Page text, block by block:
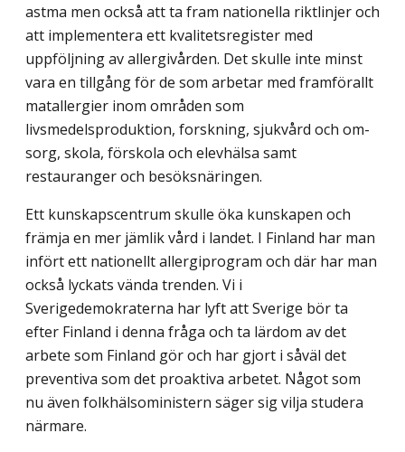
astma men också att ta fram nationella riktlinjer och
att implementera ett kvalitetsregister med
uppföljning av allergivården. Det skulle inte minst
vara en tillgång för de som arbetar med framför­allt
matallergier inom områden som
livsmedelsproduktion, forskning, sjukvård och om­
sorg, skola, förskola och elevhälsa samt
restauranger och besöksnäringen.
Ett kunskapscentrum skulle öka kunskapen och
främja en mer jämlik vård i landet. I Finland har man
infört ett nationellt allergiprogram och där har man
också lyckats vända trenden. Vi i
Sverigedemokraterna har lyft att Sverige bör ta
efter Finland i denna fråga och ta lärdom av det
arbete som Finland gör och har gjort i såväl det
preventiva som det proaktiva arbetet. Något som
nu även folkhälsoministern säger sig vilja studera
närmare.